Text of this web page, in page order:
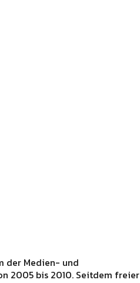
der Medien- und
2005 bis 2010. Seitdem freier